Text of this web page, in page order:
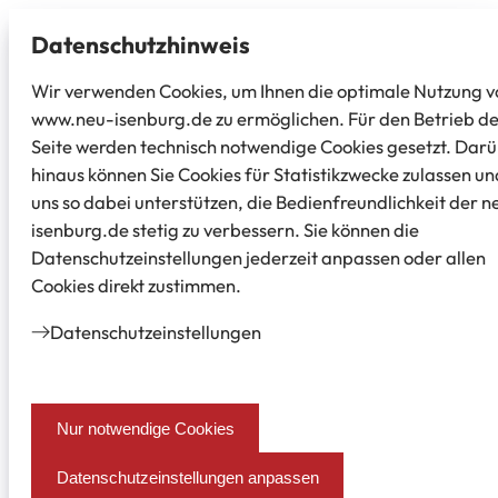
Datenschutz­hinweis
Wir verwenden Cookies, um Ihnen die optimale Nutzung
www.neu-isenburg.de zu ermöglichen. Für den Betrieb
Seite werden technisch notwendige Cookies gesetzt.
hinaus können Sie Cookies für Statistikzwecke zulassen
uns so dabei unterstützen, die Bedienfreundlichkeit der
isenburg.de stetig zu verbessern. Sie können die
Datenschutzeinstellungen jederzeit anpassen oder allen
Cookies direkt zustimmen.
Datenschutz­einstellungen
Nur notwendige Cookies
Datenschutzeinstellungen anpassen